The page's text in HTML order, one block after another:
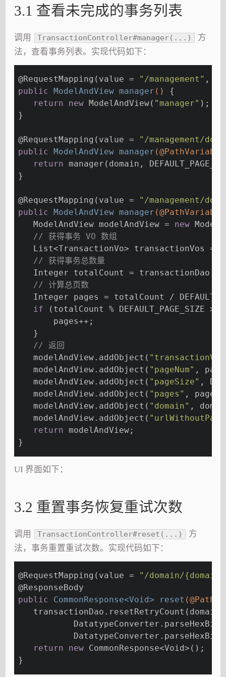
3.1 查看未完成的事务列表
调用 TransactionController#manager(...)
方
法，查看事务列表。实现代码如下：
@RequestMapping (value = "/management" ,
public ModelAndView manager ()
{
return
new ModelAndView( "manager" );
}
@RequestMapping (value =
"/management/
public ModelAndView manager
return manager(domain,
}
@RequestMapping (value =
"/management/
public ModelAndView manager
   ModelAndView modelAndView =
new
// 获得事务 VO 数组
List<TransactionVo> transactionVos =
// 获得事务总数量
Integer totalCount =
// 计算总页数
Integer pages = totalCount /
if (totalCount % DEFAULT_PAGE_SIZE >
       pages++;
   }
// 返回
   modelAndView.addObject(
   modelAndView.addObject(
"pageNum" ,
   modelAndView.addObject(
"pageSize" ,
   modelAndView.addObject(
"pages" ,
   modelAndView.addObject(
"domain" ,
   modelAndView.addObject(
return modelAndView;
}
UI 界面如下：
3.2 重置事务恢复重试次数
调用 TransactionController#reset(...)
方
法，事务重置重试次数。实现代码如下：
@RequestMapping (value =
"/domain/
@ResponseBody
public CommonResponse<Void> reset
   transactionDao.resetRetryCount(domain,
return
new CommonResponse<Void>();
}